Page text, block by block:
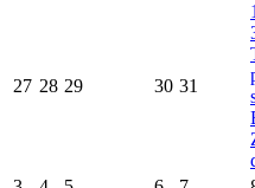
27 28 29 30 31
1